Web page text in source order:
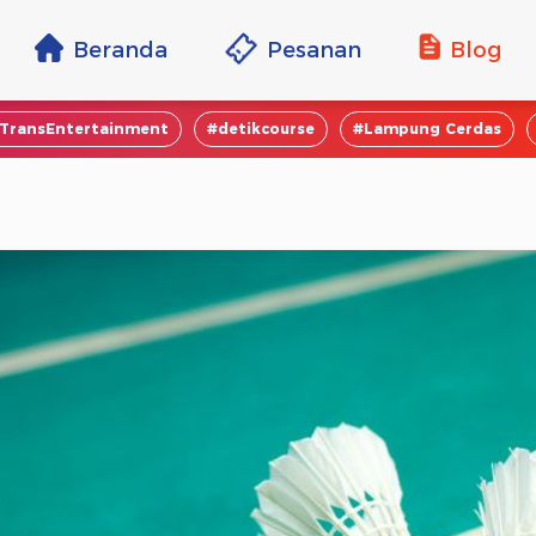
Beranda Pesanan Blog
#detikcourse #Lampung Cerdas